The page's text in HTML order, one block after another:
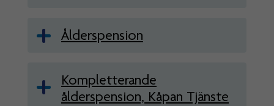
Ålderspension
Kompletterande
ålderspension, Kåpan Tjänste